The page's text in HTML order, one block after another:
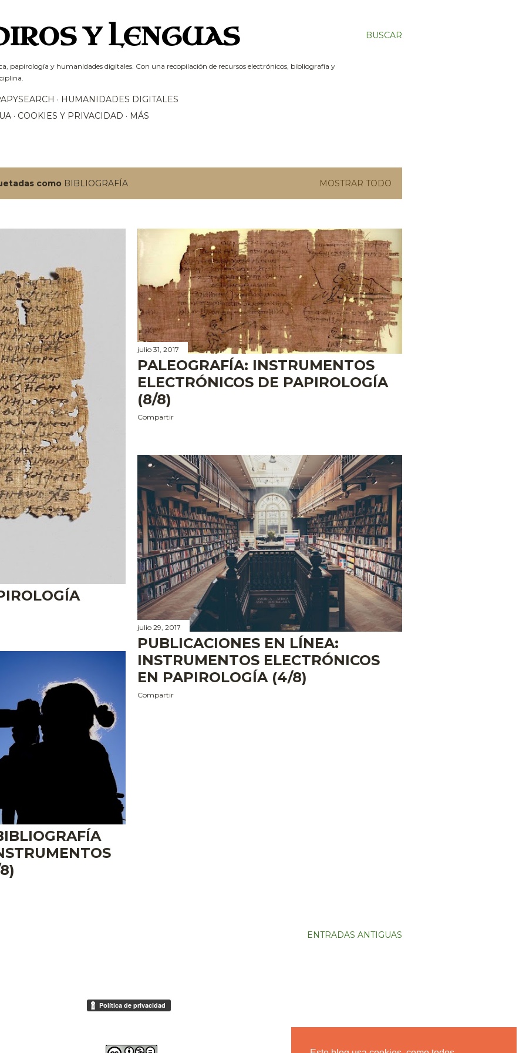
BUSCAR
Y LENGUAS
papirología y humanidades digitales. Con una recopilación de recursos electrónicos, bibliografía y
HUMANIDADES DIGITALES
COOKIES Y PRIVACIDAD MÁS
como BIBLIOGRAFÍA MOSTRAR TODO
julio 31, 2017
PALEOGRAFÍA: INSTRUMENTOS
ELECTRÓNICOS DE PAPIROLOGÍA
(8/8)
Compartir
julio 29, 2017
PUBLICACIONES EN LÍNEA:
INSTRUMENTOS ELECTRÓNICOS
EN PAPIROLOGÍA (4/8)
Compartir
ENTRADAS ANTIGUAS